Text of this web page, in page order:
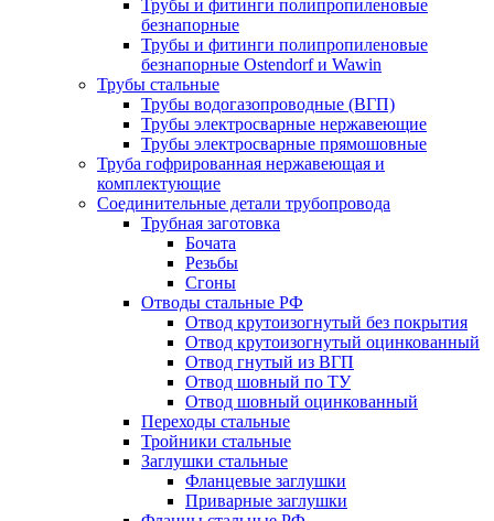
Трубы и фитинги полипропиленовые
безнапорные
Трубы и фитинги полипропиленовые
безнапорные Ostendorf и Wawin
Трубы стальные
Трубы водогазопроводные (ВГП)
Трубы электросварные нержавеющие
Трубы электросварные прямошовные
Труба гофрированная нержавеющая и
комплектующие
Соединительные детали трубопровода
Трубная заготовка
Бочата
Резьбы
Сгоны
Отводы стальные РФ
Отвод крутоизогнутый без покрытия
Отвод крутоизогнутый оцинкованный
Отвод гнутый из ВГП
Отвод шовный по ТУ
Отвод шовный оцинкованный
Переходы стальные
Тройники стальные
Заглушки стальные
Фланцевые заглушки
Приварные заглушки